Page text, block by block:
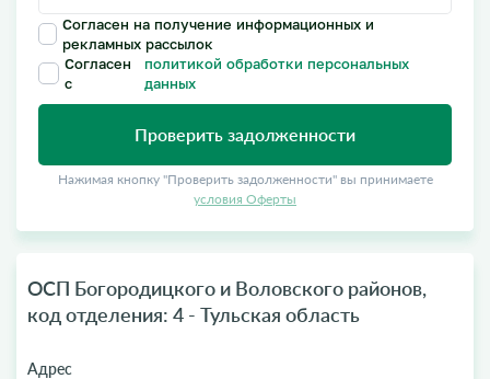
Согласен на получение информационных и
рекламных рассылок
Согласен
с
политикой обработки персональных
данных
Проверить задолженности
Нажимая кнопку "Проверить задолженности" вы принимаете
условия Оферты
ОСП Богородицкого и Воловского районов,
код отделения: 4 - Тульская область
Адрес